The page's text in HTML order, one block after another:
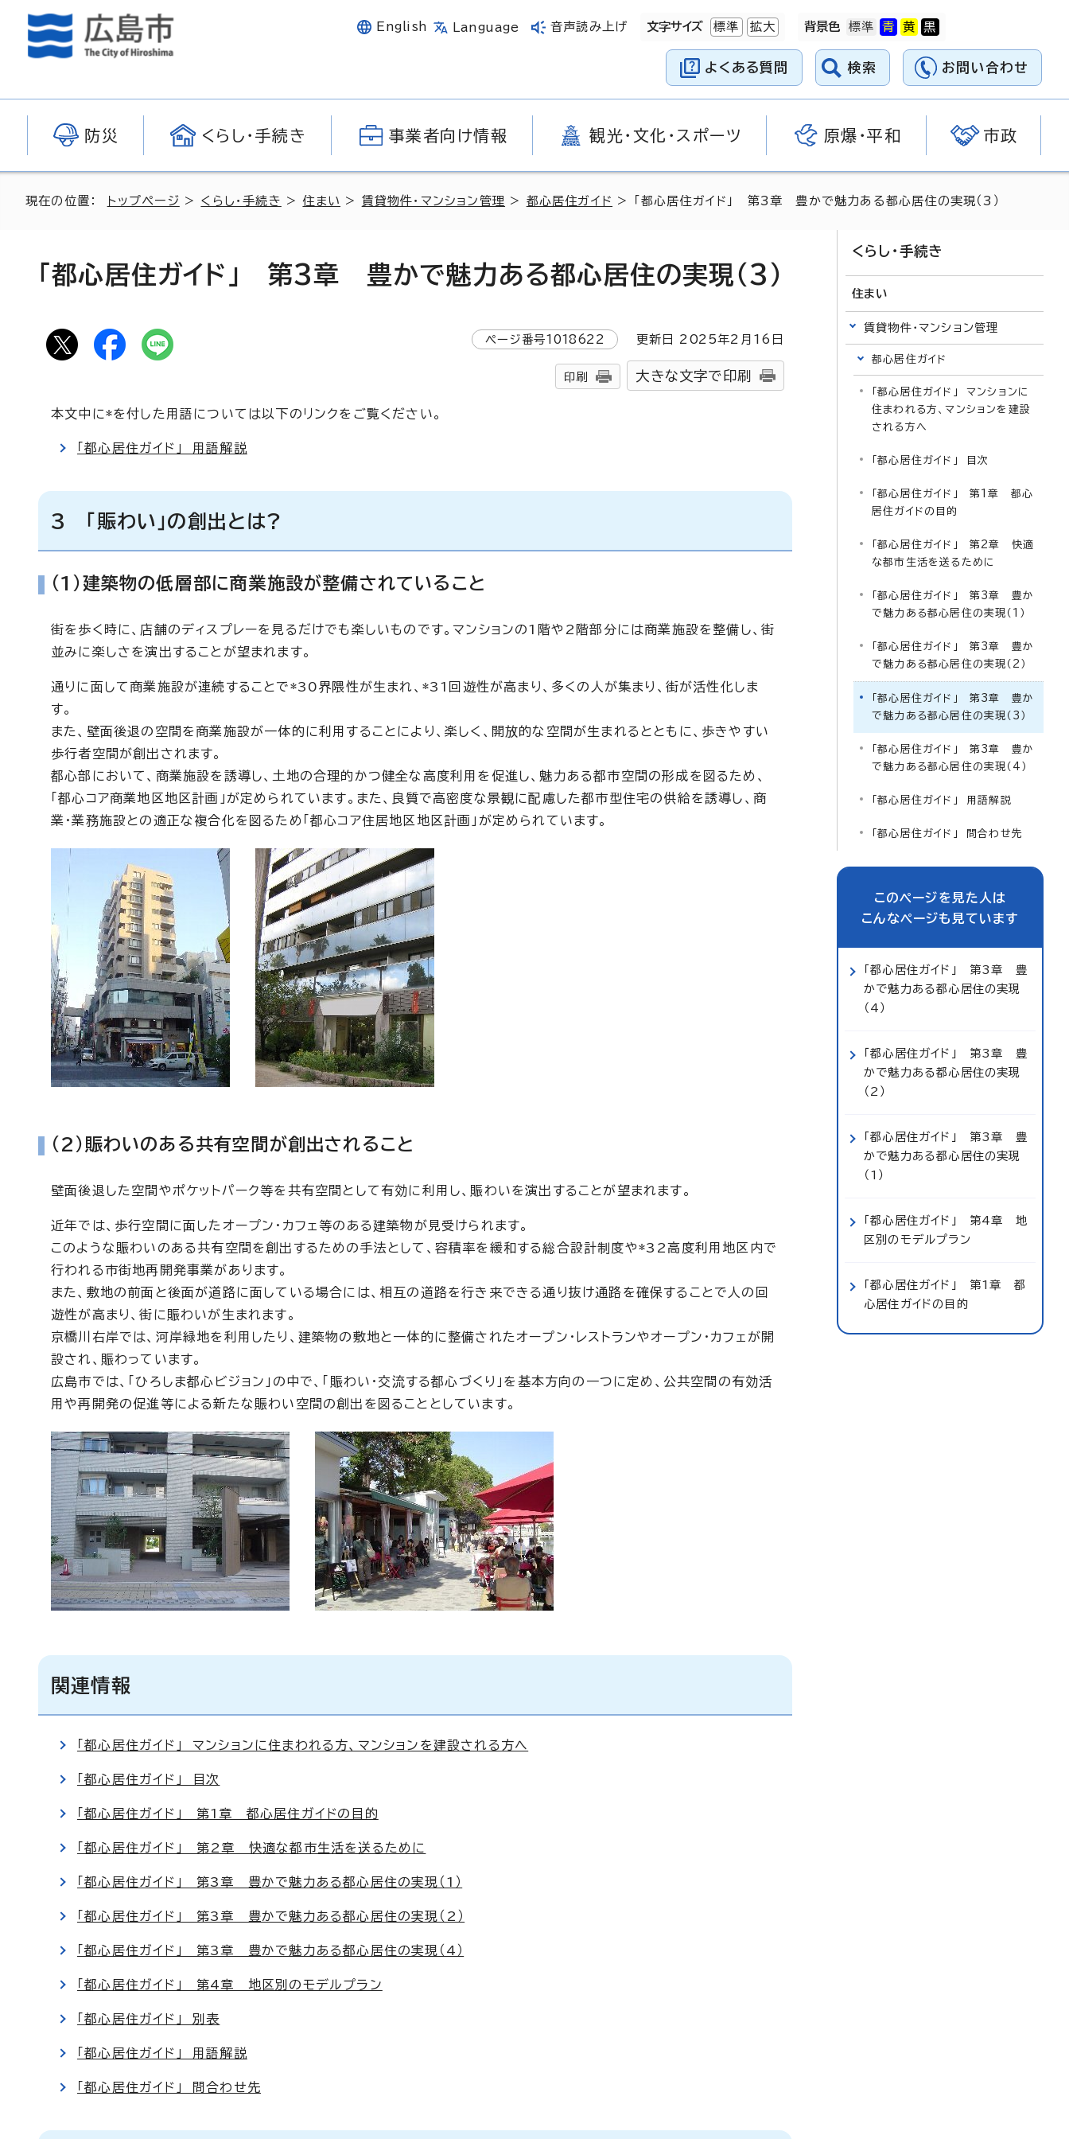
English Language 音声読み上げ 文字サイズ 標準 拡大 背景色
よくある質問 検索 お問い合わせ
防災 くらし・手続き 事業者向け情報 観光・文化・スポーツ 原爆・平和 市政
現在の位置： トップページ > くらし・手続き >住まい > 賃貸物件・マンション管理 > 都心居住ガイド > 「都心居住ガイド」 第3章 豊かで魅力ある都心居住の実現（3）
「都心居住ガイド」 第3章 豊かで魅力ある都心居住の実現（3）
ページ番号1018622 更新日 2025年2月 16 日
印刷 大きな文字で印刷
本文中に*を付した用語については以下のリンクをご覧ください。
「都心居住ガイド」 用語解説
3 「賑わい」の創出とは?
(1)建築物の低層部に商業施設が整備されていること
街を歩く時に、店舗のディスプレーを見るだけでも楽しいものです。マンションの1階や2階部分には商業施設を整備し、街
並みに楽しさを演出することが望まれます。
通りに面して商業施設が連続することで*30界隈性が生まれ、*31回遊性が高まり、多くの人が集まり、街が活性化しま
す。
また、壁面後退の空間を商業施設が一体的に利用することにより、楽しく、開放的な空間が生まれるとともに、歩きやすい
歩行者空間が創出されます。
都心部において、商業施設を誘導し、土地の合理的かつ健全な高度利用を促進し、魅力ある都市空間の形成を図るため、
「都心コア商業地区地区計画」が定められています。また、良質で高密度な景観に配慮した都市型住宅の供給を誘導し、商
業・業務施設との適正な複合化を図るため「都心コア住居地区地区計画」が定められています。
(2)賑わいのある共有空間が創出されること
壁面後退した空間やポケットパーク等を共有空間として有効に利用し、賑わいを演出することが望まれます。
近年では、歩行空間に面したオープン・カフェ等のある建築物が見受けられます。
このような賑わいのある共有空間を創出するための手法として、容積率を緩和する総合設計制度や*32高度利用地区内で
行われる市街地再開発事業があります。
また、敷地の前面と後面が道路に面している場合には、相互の道路を行き来できる通り抜け通路を確保することで人の回
遊性が高まり、街に賑わいが生まれます。
京橋川右岸では、河岸緑地を利用したり、建築物の敷地と一体的に整備されたオープン・レストランやオープン・カフェが開
設され、賑わっています。
広島市では、「ひろしま都心ビジョン」の中で、「賑わい・交流する都心づくり」を基本方向の一つに定め、公共空間の有効活
用や再開発の促進等による新たな賑わい空間の創出を図ることとしています。
関連情報
「都心居住ガイド」 マンションに住まわれる方、マンションを建設される方へ
「都心居住ガイド」 目次
「都心居住ガイド」 第1章 都心居住ガイドの目的
「都心居住ガイド」 第2章 快適な都市生活を送るために
「都心居住ガイド」 第3章 豊かで魅力ある都心居住の実現（1）
「都心居住ガイド」 第3章 豊かで魅力ある都心居住の実現（2）
「都心居住ガイド」 第3章 豊かで魅力ある都心居住の実現（4）
「都心居住ガイド」 第4章 地区別のモデルプラン
「都心居住ガイド」 別表
「都心居住ガイド」 用語解説
「都心居住ガイド」 問合わせ先
くらし・手続き
住まい
賃貸物件・マンション管理
都心居住ガイド
「都心居住ガイド」 マンションに
住まわれる方、マンションを建設
される方へ
「都心居住ガイド」 目次
「都心居住ガイド」 第1章 都心
居住ガイドの目的
「都心居住ガイド」 第2章 快適
な都市生活を送るために
「都心居住ガイド」 第3章 豊か
で魅力ある都心居住の実現（1）
「都心居住ガイド」 第3章 豊か
で魅力ある都心居住の実現（2）
「都心居住ガイド」 第3章 豊か
で魅力ある都心居住の実現（3）
「都心居住ガイド」 第3章 豊か
で魅力ある都心居住の実現（4）
「都心居住ガイド」 用語解説
「都心居住ガイド」 問合わせ先
このページを見た人は
こんなページも見ています
「都心居住ガイド」 第3章 豊
かで魅力ある都心居住の実現
（4）
「都心居住ガイド」 第3章 豊
かで魅力ある都心居住の実現
（2）
「都心居住ガイド」 第3章 豊
かで魅力ある都心居住の実現
（1）
「都心居住ガイド」 第4章 地
区別のモデルプラン
「都心居住ガイド」 第1章 都
心居住ガイドの目的